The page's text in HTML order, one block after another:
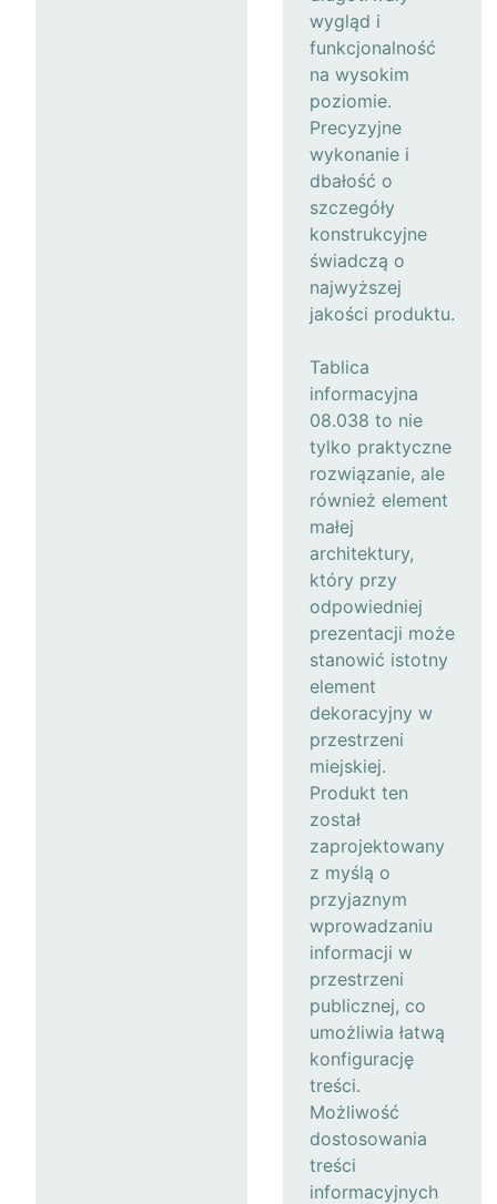
wygląd i
funkcjonalność
na wysokim
poziomie.
Precyzyjne
wykonanie i
dbałość o
szczegóły
konstrukcyjne
świadczą o
najwyższej
jakości produktu.
Tablica
informacyjna
08.038 to nie
tylko praktyczne
rozwiązanie, ale
również element
małej
architektury,
który przy
odpowiedniej
prezentacji może
stanowić istotny
element
dekoracyjny w
przestrzeni
miejskiej.
Produkt ten
został
zaprojektowany
z myślą o
przyjaznym
wprowadzaniu
informacji w
przestrzeni
publicznej, co
umożliwia łatwą
konfigurację
treści.
Możliwość
dostosowania
treści
informacyjnych